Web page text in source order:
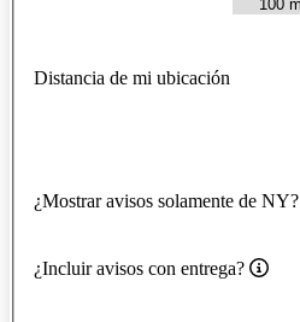
Distancia de mi ubicación
¿Mostrar avisos solamente de NY?
¿Incluir avisos con entrega?